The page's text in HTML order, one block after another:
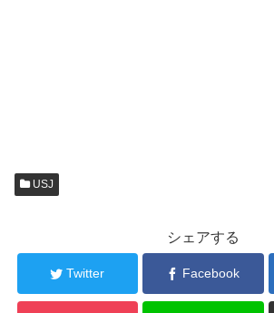
USJ
シェアする
Twitter Facebook